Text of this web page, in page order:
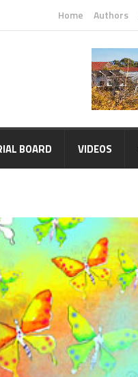
Home Authors
BOARD VIDEOS